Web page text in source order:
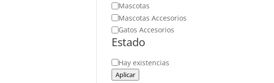
Categoría
Mascotas
Mascotas Accesorios
Gatos Accesorios
Estado
Estado
Hay existencias
Aplicar